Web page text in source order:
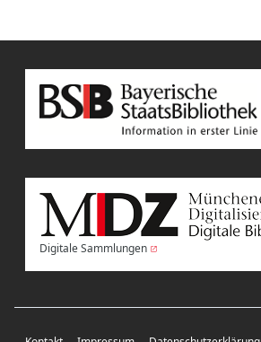
Digitale Sammlungen